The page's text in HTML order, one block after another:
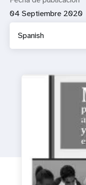
04 Septiembre 2020
Spanish